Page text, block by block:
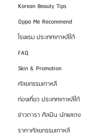
Korean Beauty Tips
Oppa Me Recommend
โรงแรม ประเทศเกาหลีใต้
FAQ
Skin & Promotion
ศัลยกรรมเกาหลี
ท่องเที่ยว ประเทศเกาหลีใต้
ข่าวดารา ศิลปิน นักแสดง
ราคาศัลยกรรมเกาหลี